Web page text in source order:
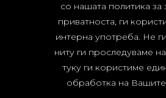
со нашата политика за
приватноста, ги
интерна употреба. Не
ниту ги проследуваме
туку ги користиме
обработка на